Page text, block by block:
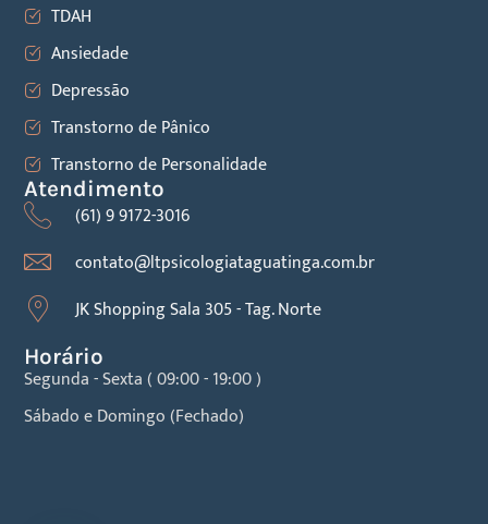
TDAH
Ansiedade
Depressão
Transtorno de Pânico
Transtorno de Personalidade
Atendimento
(61) 9 9172-3016
contato@ltpsicologiataguatinga.com.br
JK Shopping Sala 305 - Tag. Norte
Horário
Segunda - Sexta ( 09:00 - 19:00 )
Sábado e Domingo (Fechado)